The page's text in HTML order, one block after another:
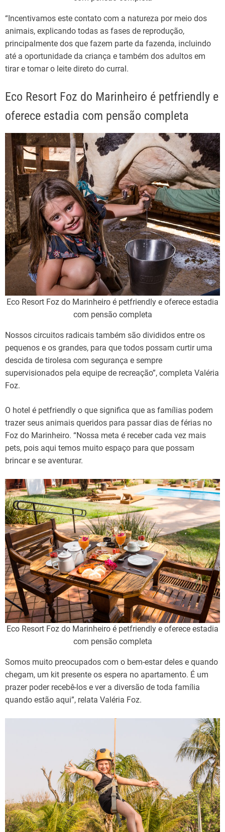
“Incentivamos este contato com a natureza por meio dos
animais, explicando todas as fases de reprodução,
principalmente dos que fazem parte da fazenda, incluindo
até a oportunidade da criança e também dos adultos em
tirar e tomar o leite direto do curral.
Eco Resort Foz do Marinheiro é petfriendly e
oferece estadia com pensão completa
Eco Resort Foz do Marinheiro é petfriendly e oferece estadia
com pensão completa
Nossos circuitos radicais também são divididos entre os
pequenos e os grandes, para que todos possam curtir uma
descida de tirolesa com segurança e sempre
supervisionados pela equipe de recreação”, completa Valéria
Foz.
O hotel é petfriendly o que significa que as famílias podem
trazer seus animais queridos para passar dias de férias no
Foz do Marinheiro. “Nossa meta é receber cada vez mais
pets, pois aqui temos muito espaço para que possam
brincar e se aventurar.
Eco Resort Foz do Marinheiro é petfriendly e oferece estadia
com pensão completa
Somos muito preocupados com o bem-estar deles e quando
chegam, um kit presente os espera no apartamento. É um
prazer poder recebê-los e ver a diversão de toda família
quando estão aqui”, relata Valéria Foz.